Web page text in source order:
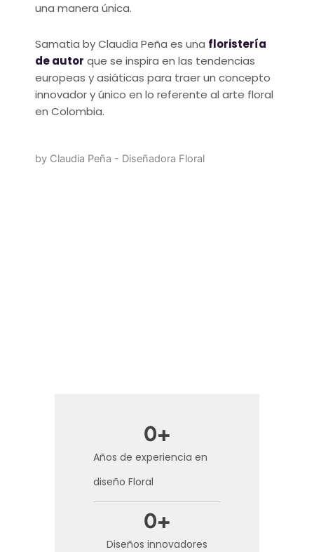
una manera única.
Samatia by Claudia Peña es una floristería
de autor que se inspira en las tendencias
europeas y asiáticas para traer un concepto
innovador y único en lo referente al arte floral
en Colombia.
by Claudia Peña - Diseñadora Floral
Años de experiencia en
diseño Floral
0+
Diseños innovadores
0+